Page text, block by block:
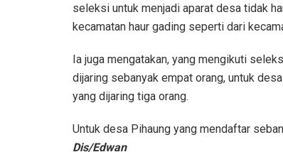
seleksi untuk menjadi aparat desa tidak
kecamatan haur gading seperti dari
Ia juga mengatakan, yang mengikuti
dijaring sebanyak empat orang, untuk
yang dijaring tiga orang.
Untuk desa Pihaung yang mendaftar
Dis/Edwan